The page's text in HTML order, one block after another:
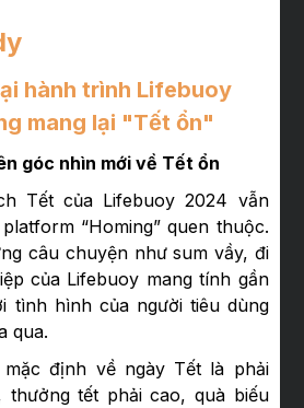
hành trình Lifebuoy
mang lại "Tết ổn"
góc nhìn mới về Tết ổn
Tết của Lifebuoy 2024 vẫn
“Homing” quen thuộc.
câu chuyện như sum vầy, đi
của Lifebuoy mang tính gần
tình hình của người tiêu dùng
qua.
định về ngày Tết là phải
thưởng tết phải cao, quà biếu